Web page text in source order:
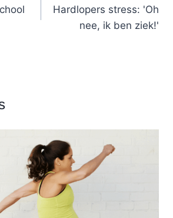
Hardlopers stress: 'Oh
nee, ik ben ziek!'